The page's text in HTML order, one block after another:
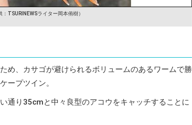
：TSURINEWSライター岡本侑樹）
め、カサゴが避けられるボリュームのあるワームで勝
ープツイン。
通り35cmと中々良型のアコウをキャッチすることに